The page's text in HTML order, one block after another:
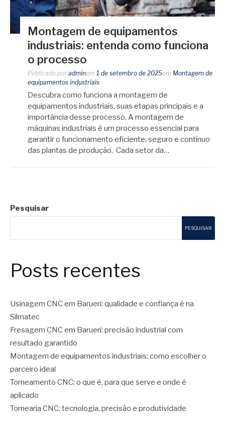
Montagem de equipamentos
industriais: entenda como funciona
o processo
Publicado por adminem 1 de setembro de 2025em Montagem de
equipamentos industriais
Descubra como funciona a montagem de
equipamentos industriais, suas etapas principais e a
importância desse processo. A montagem de
máquinas industriais é um processo essencial para
garantir o funcionamento eficiente, seguro e contínuo
das plantas de produção. Cada setor da…
Pesquisar
PESQUISAR
Posts recentes
Usinagem CNC em Barueri: qualidade e confiança é na
Silmatec
Fresagem CNC em Barueri: precisão industrial com
resultado garantido
Montagem de equipamentos industriais: como escolher o
parceiro ideal
Torneamento CNC: o que é, para que serve e onde é
aplicado
Tornearia CNC: tecnologia, precisão e produtividade